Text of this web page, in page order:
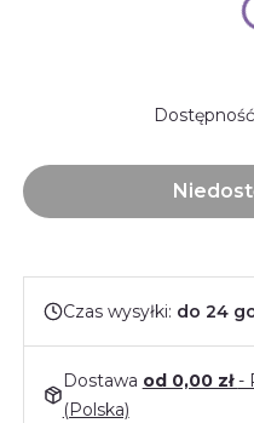
Czas wysyłki: do 24
Dostawa od 0,00 zł-
(Polska)